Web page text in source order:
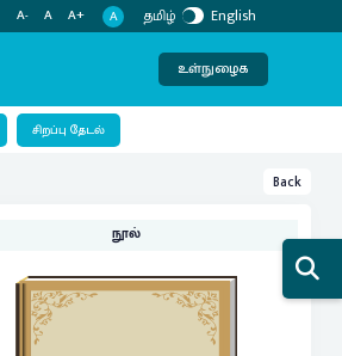
A- A A+ A தமிழ் English
உள்நுழைக
சிறப்பு தேடல்
Back
நூல்